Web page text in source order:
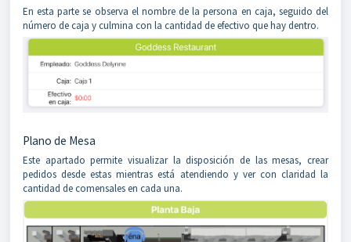
En esta parte se observa el nombre de la persona en caja, seguido del
número de caja y culmina con la cantidad de efectivo que hay dentro.
Plano de Mesa
Este apartado permite visualizar la disposición de las mesas, crear
pedidos desde estas mientras está atendiendo y ver con claridad la
cantidad de comensales en cada una.